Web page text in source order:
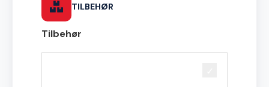
TILBEHØR
Tilbehør